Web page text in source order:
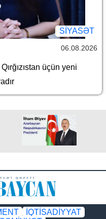
SİYASƏT
06.08.2026
üçün yeni
İQTİSADİYYAT